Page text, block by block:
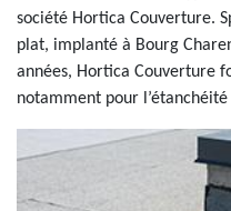
société Hortica Couverture.
plat, implanté à Bourg
années, Hortica Couverture
notamment pour